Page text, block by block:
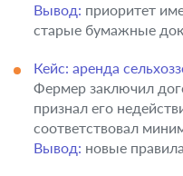
Вывод: приоритет
старые бумажные
Кейс: аренда
Фермер заключил
признал его
соответствовал
Вывод: новые